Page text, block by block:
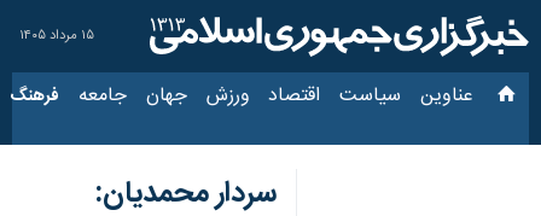
۱۵ مرداد ۱۴۰۵
عناوین‌ سیاست اقتصاد ورزش جهان جامعه فرهنگ
سردار محمدیان: